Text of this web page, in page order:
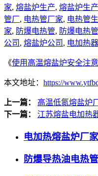
家, 熔盐炉生产, 熔盐炉生
管厂, 电热管厂家, 电热管
家, 防爆电热管, 防爆电热
公司 , 熔盐炉公司 , 电加热
《使用高温熔盐炉安全注
本文地址： https://
上一篇：
高温低氮熔盐炉
下一篇：
江苏熔盐电加热
电加热熔盐炉厂
防爆导热油电热